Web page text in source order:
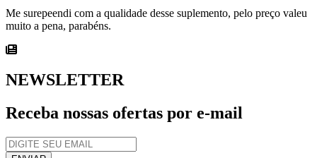
Me surepeendi com a qualidade desse suplemento, pelo preço valeu
muito a pena, parabéns.
NEWSLETTER
Receba nossas ofertas por e-mail